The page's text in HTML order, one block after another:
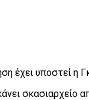
έχει υποστεί